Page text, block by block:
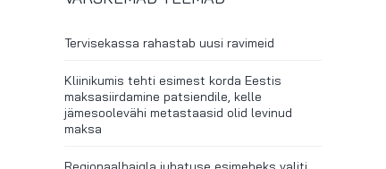
Tervisekassa rahastab uusi ravimeid
Kliinikumis tehti esimest korda Eestis
maksasiirdamine patsiendile, kelle
jämesoolevähi metastaasid olid levinud
maksa